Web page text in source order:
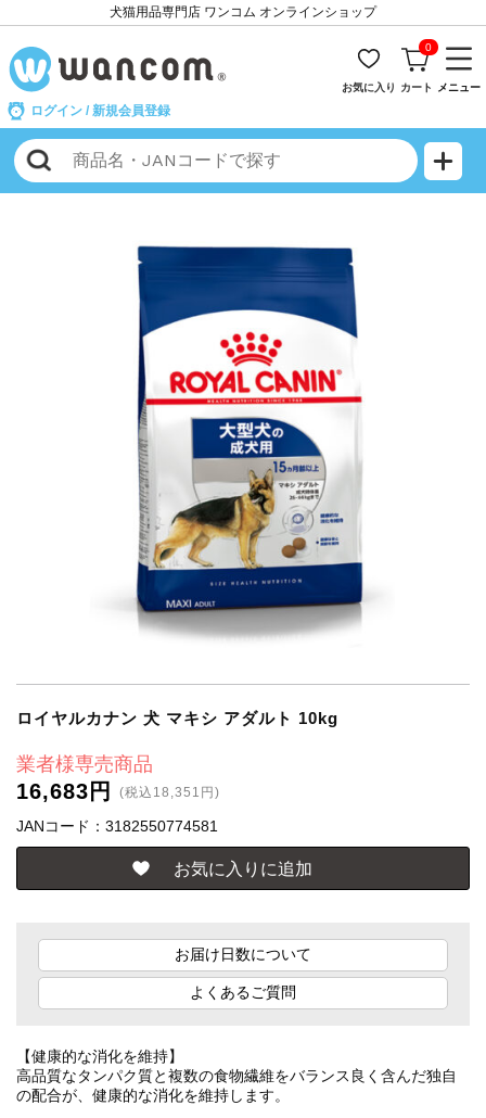
犬猫用品専門店 ワンコム オンラインショップ
ログイン / 新規会員登録
お気に入り
0
カート メニュー
ロイヤルカナン 犬 マキシ アダルト 10kg
業者様専売商品
16,683円 (税込18,351円)
JANコード：3182550774581
お届け日数について
よくあるご質問
【健康的な消化を維持】
高品質なタンパク質と複数の食物繊維をバランス良く含んだ独自
の配合が、健康的な消化を維持します。